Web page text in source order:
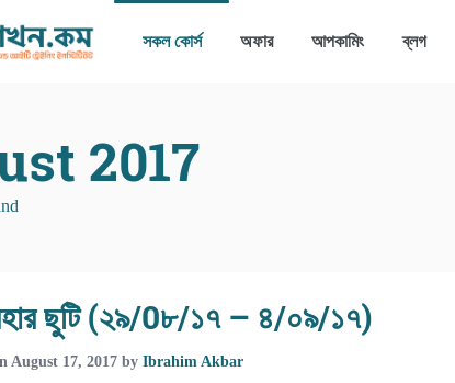
সকল কোর্স অফার আপকামিং ব্লগ
2017
ছুটি (২৯/0৮/১৭ – ৪/০৯/১৭)
August 17, 2017 by Ibrahim Akbar